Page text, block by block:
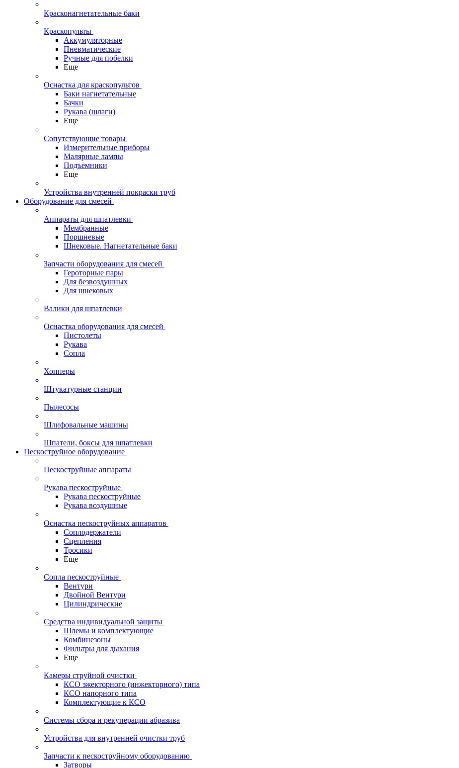
Красконагнетательные баки
Краскопульты
Аккумуляторные
Пневматические
Ручные для побелки
Еще
Оснастка для краскопультов
Баки нагнетательные
Бачки
Рукава (шлаги)
Еще
Сопутствующие товары
Измерительные приборы
Малярные лампы
Подъемники
Еще
Устройства внутренней покраски труб
Оборудование для смесей
Аппараты для шпатлевки
Мембранные
Поршневые
Шнековые. Нагнетательные баки
Запчасти оборудования для смесей
Героторные пары
Для безвоздушных
Для шнековых
Валики для шпатлевки
Оснастка оборудования для смесей
Пистолеты
Рукава
Сопла
Хопперы
Штукатурные станции
Пылесосы
Шлифовальные машины
Шпатели, боксы для шпатлевки
Пескоструйное оборудование
Пескоструйные аппараты
Рукава пескоструйные
Рукава пескоструйные
Рукава воздушные
Оснастка пескоструйных аппаратов
Соплодержатели
Сцепления
Тросики
Еще
Сопла пескоструйные
Вентури
Двойной Вентури
Цилиндрические
Средства индивидуальной защиты
Шлемы и комплектующие
Комбинезоны
Фильтры для дыхания
Еще
Камеры струйной очистки
КСО эжекторного (инжекторного) типа
КСО напорного типа
Комплектующие к КСО
Системы сбора и рекуперации абразива
Устройства для внутренней очистки труб
Запчасти к пескоструйному оборудованию
Затворы